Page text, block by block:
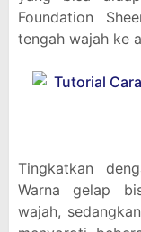
Foundation
tengah wajah ke
Tingkatkan
Warna gelap
wajah,